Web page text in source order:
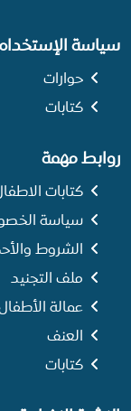
سياسة
حوارات
كتابات
روابط مهمة
كتابات
سياسة
الشروط
ملف التجنيد
عمالة
العنف
كتابات